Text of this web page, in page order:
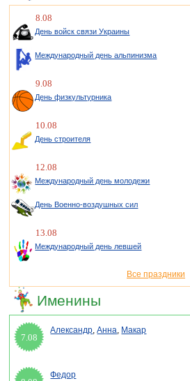
8.08
День войск связи Украины
Международный день альпинизма
9.08
День физкультурника
10.08
День строителя
12.08
Международный день молодежи
День Военно-воздушных сил
13.08
Международный день левшей
Все праздники
Именины
7.08
Александр,Анна, Макар
Федор